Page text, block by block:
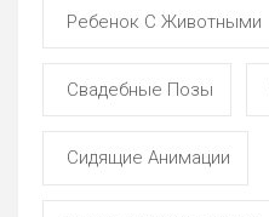
Ребенок С Животными
Свадебные Позы
Сидящие Анимации